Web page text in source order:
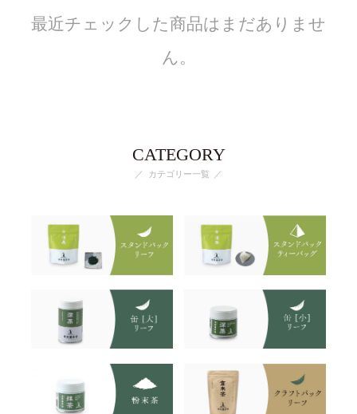
最近チェックした商品はまだありませ
ん。
CATEGORY
カテゴリー一覧